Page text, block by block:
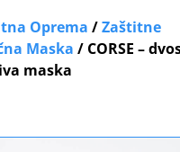
Oprema /Zaštitne
Maska / CORSE –
maska